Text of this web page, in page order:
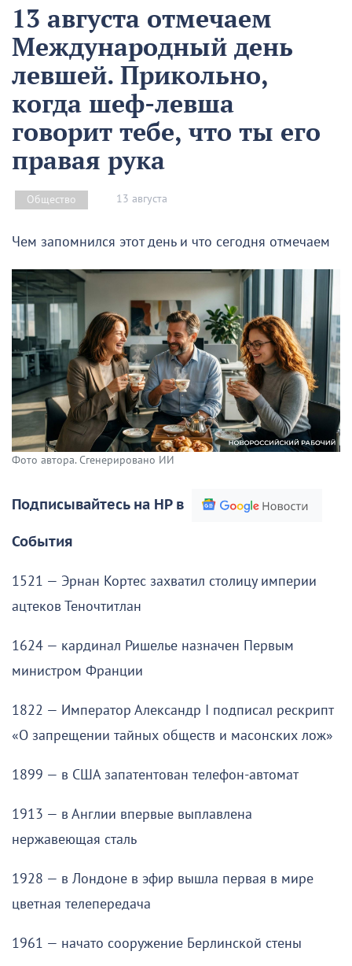
13 августа отмечаем
Международный день
левшей. Прикольно,
когда шеф-левша
говорит тебе, что ты его
правая рука
Общество 13 августа
Чем запомнился этот день и что сегодня отмечаем
Фото автора. Сгенерировано ИИ
Подписывайтесь на НР в
События
1521 — Эрнан Кортес захватил столицу империи
ацтеков Теночтитлан
1624 — кардинал Ришелье назначен Первым
министром Франции
1822 — Император Александр I подписал рескрипт
«О запрещении тайных обществ и масонских лож»
1899 — в США запатентован телефон-автомат
1913 — в Англии впервые выплавлена
нержавеющая сталь
1928 — в Лондоне в эфир вышла первая в мире
цветная телепередача
1961 — начато сооружение Берлинской стены